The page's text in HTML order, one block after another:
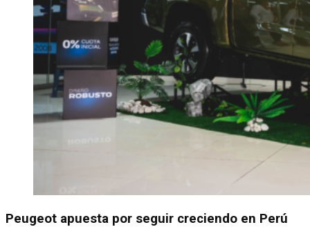
Peugeot apuesta por seguir creciendo en Perú